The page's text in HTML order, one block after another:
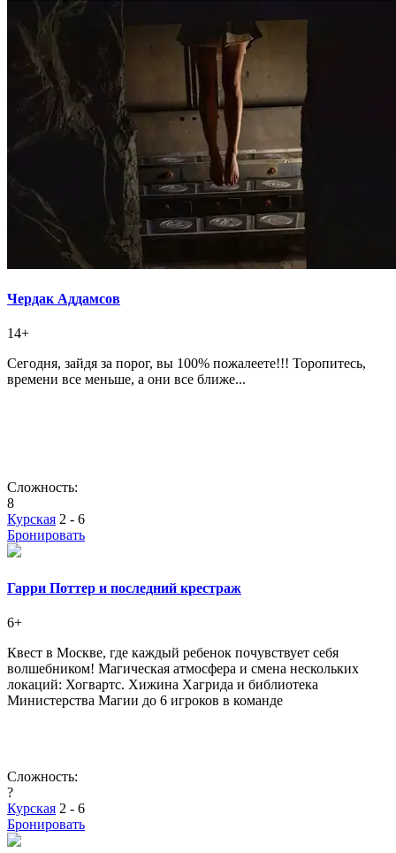
Чердак Аддамсов
14+
Сегодня, зайдя за порог, вы 100% пожалеете!!! Торопитесь,
времени все меньше, а они все ближе...
Сложность:
8
Курская 2 - 6
Бронировать
Гарри Поттер и последний крестраж
6+
Квест в Москве, где каждый ребенок почувствует себя
волшебником! Магическая атмосфера и смена нескольких
локаций: Хогвартс. Хижина Хагрида и библиотека
Министерства Магии до 6 игроков в команде
Сложность:
?
Курская 2 - 6
Бронировать